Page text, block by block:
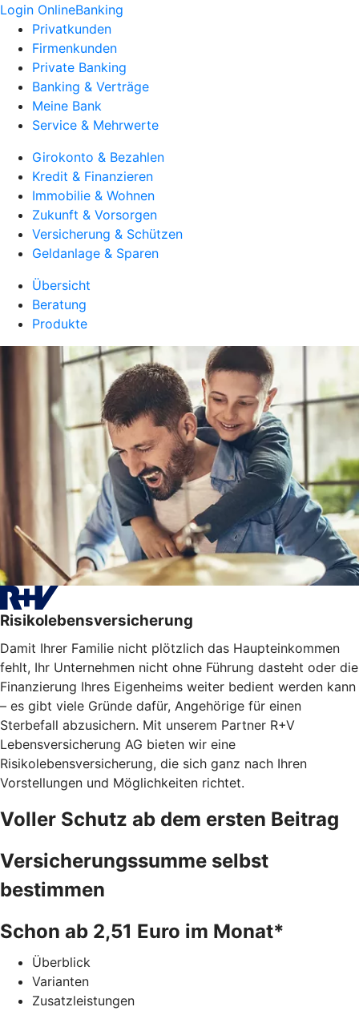
Login OnlineBanking
Privatkunden
Firmenkunden
Private Banking
Banking & Verträge
Meine Bank
Service & Mehrwerte
Girokonto & Bezahlen
Kredit & Finanzieren
Immobilie & Wohnen
Zukunft & Vorsorgen
Versicherung & Schützen
Geldanlage & Sparen
Übersicht
Beratung
Produkte
Risikolebensversicherung
Damit Ihrer Familie nicht plötzlich das Haupteinkommen
fehlt, Ihr Unternehmen nicht ohne Führung dasteht oder die
Finanzierung Ihres Eigenheims weiter bedient werden kann
– es gibt viele Gründe dafür, Angehörige für einen
Sterbefall abzusichern. Mit unserem Partner R+V
Lebensversicherung AG bieten wir eine
Risikolebensversicherung, die sich ganz nach Ihren
Vorstellungen und Möglichkeiten richtet.
Voller Schutz ab dem ersten Beitrag
Versicherungssumme selbst
bestimmen
Schon ab 2,51 Euro im Monat*
Überblick
Varianten
Zusatzleistungen